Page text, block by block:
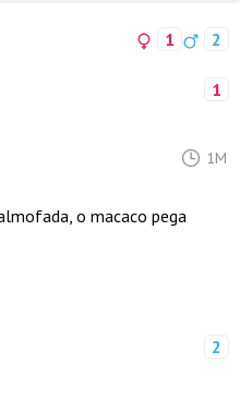
1 2
1
1M
o macaco pega
2